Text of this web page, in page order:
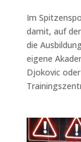
Im
damit, auf
die
eigene
Djokovic